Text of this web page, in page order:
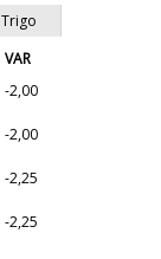
Trigo
VAR
-2,00
-2,00
-2,25
-2,25